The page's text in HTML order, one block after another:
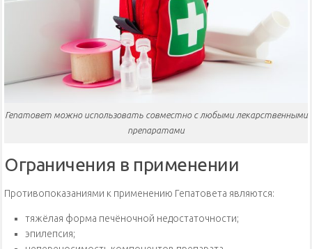
Гепатовет можно использовать совместно с любыми лекарственными
препаратами
Ограничения в применении
Противопоказаниями к применению Гепатовета являются:
тяжёлая форма печёночной недостаточности;
эпилепсия;